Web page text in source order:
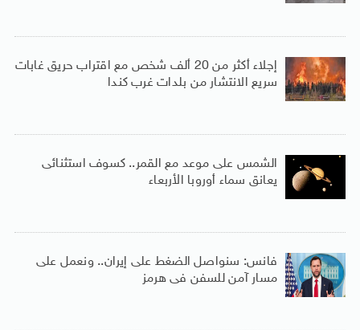
إجلاء أكثر من 20 ألف شخص مع اقتراب حريق غابات
سريع الانتشار من بلدات غرب كندا
الشمس على موعد مع القمر.. كسوف استثنائى
يعانق سماء أوروبا الأربعاء
فانس: سنواصل الضغط على إيران.. ونعمل على
مسار آمن للسفن فى هرمز